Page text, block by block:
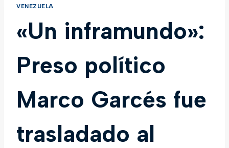
VENEZUELA
«Un inframundo»:
Preso político
Marco Garcés fue
trasladado al